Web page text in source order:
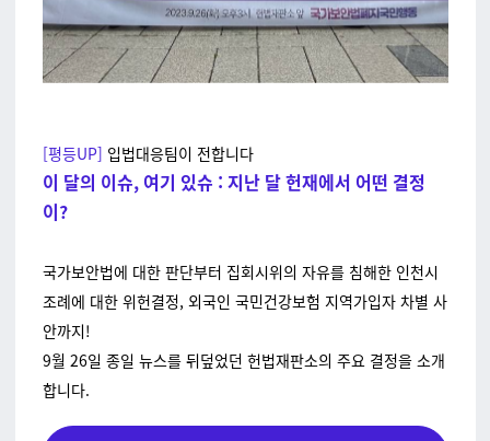
[평등UP] 입법대응팀이 전합니다
이 달의 이슈, 여기 있슈 : 지난 달 헌재에서 어떤 결정
이?
국가보안법에 대한 판단부터 집회시위의 자유를 침해한 인천시
조례에 대한 위헌결정, 외국인 국민건강보험 지역가입자 차별 사
안까지!
9월 26일 종일 뉴스를 뒤덮었던 헌법재판소의 주요 결정을 소개
합니다.